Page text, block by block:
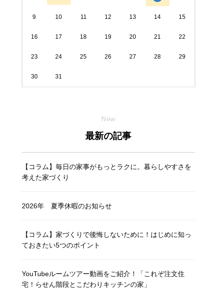
9 10 11 12 13 14 15
16 17 18 19 20 21 22
23 24 25 26 27 28 29
30 31
New
最新の記事
【コラム】毎日の家事がもっとラクに。暮らしやすさを
考えた家づくり
2026年 夏季休暇のお知らせ
【コラム】家づくりで後悔しないために！はじめに知っ
ておきたい5つのポイント
YouTubeルームツアー動画をご紹介！「これぞ注文住
宅！らせん階段とこだわりキッチンの家」